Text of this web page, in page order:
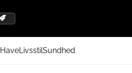
HaveLivsstilSundhed